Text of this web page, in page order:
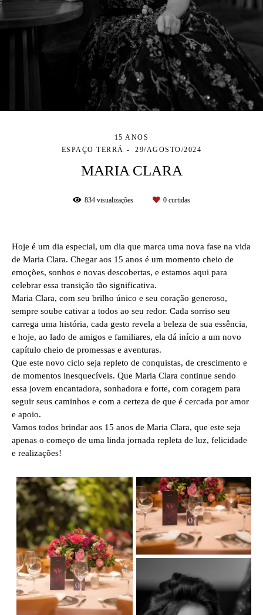
15 ANOS
ESPAÇO TERRÁ
29/AGOSTO/2024
MARIA CLARA
834 visualizações 0 curtidas
Hoje é um dia especial, um dia que marca uma nova fase na vida
de Maria Clara. Chegar aos 15 anos é um momento cheio de
emoções, sonhos e novas descobertas, e estamos aqui para
celebrar essa transição tão significativa.
Maria Clara, com seu brilho único e seu coração generoso,
sempre soube cativar a todos ao seu redor. Cada sorriso seu
carrega uma história, cada gesto revela a beleza de sua essência,
e hoje, ao lado de amigos e familiares, ela dá início a um novo
capítulo cheio de promessas e aventuras.
Que este novo ciclo seja repleto de conquistas, de crescimento e
de momentos inesquecíveis. Que Maria Clara continue sendo
essa jovem encantadora, sonhadora e forte, com coragem para
seguir seus caminhos e com a certeza de que é cercada por amor
e apoio.
Vamos todos brindar aos 15 anos de Maria Clara, que este seja
apenas o começo de uma linda jornada repleta de luz, felicidade
e realizações!